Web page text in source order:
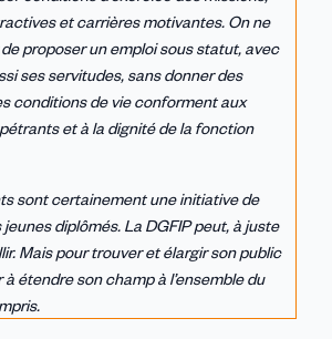
et carrières motivantes. On ne
proposer un emploi sous statut, avec
ses servitudes, sans donner des
conditions de vie conforment aux
et à la dignité de la fonction
sont certainement une initiative de
diplômés. La DGFIP peut, à juste
Mais pour trouver et élargir son public
étendre son champ à l’ensemble du